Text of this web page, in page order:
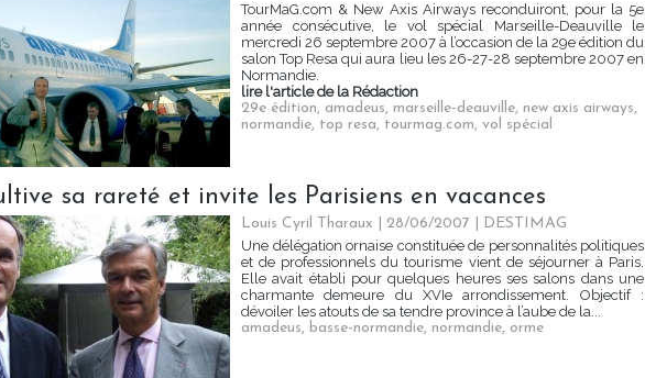
TourMaG.com & New Axis Airways reconduiront, pour la 5e
année consécutive, le vol spécial Marseille-Deauville le
mercredi 26 septembre 2007 à l’occasion de la 29e édition du
salon Top Resa qui aura lieu les 26-27-28 septembre 2007 en
Normandie.
lire l'article de la Rédaction
29e édition, amadeus, marseille-deauville, new axis airways,
normandie, top resa, tourmag.com, vol spécial
sa rareté et invite les Parisiens en vacances
Louis Cyril Tharaux | 28/06/2007
DESTIMAG
Une délégation ornaise constituée de personnalités politiques
et de professionnels du tourisme vient de séjourner à Paris.
Elle avait établi pour quelques heures ses salons dans une
charmante demeure du XVIe arrondissement. Objectif :
dévoiler les atouts de sa tendre province à l’aube de la...
amadeus, basse-normandie, normandie, orme